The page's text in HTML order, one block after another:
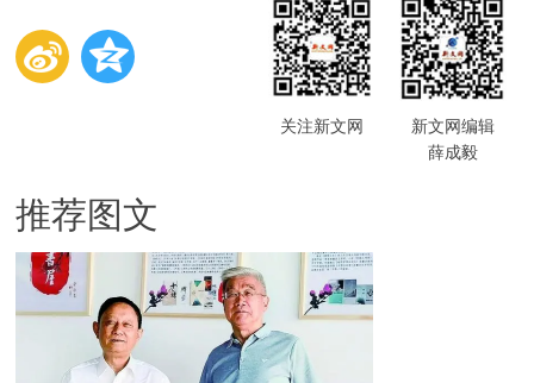
关注新文网
新文网编辑
薛成毅
推荐图文